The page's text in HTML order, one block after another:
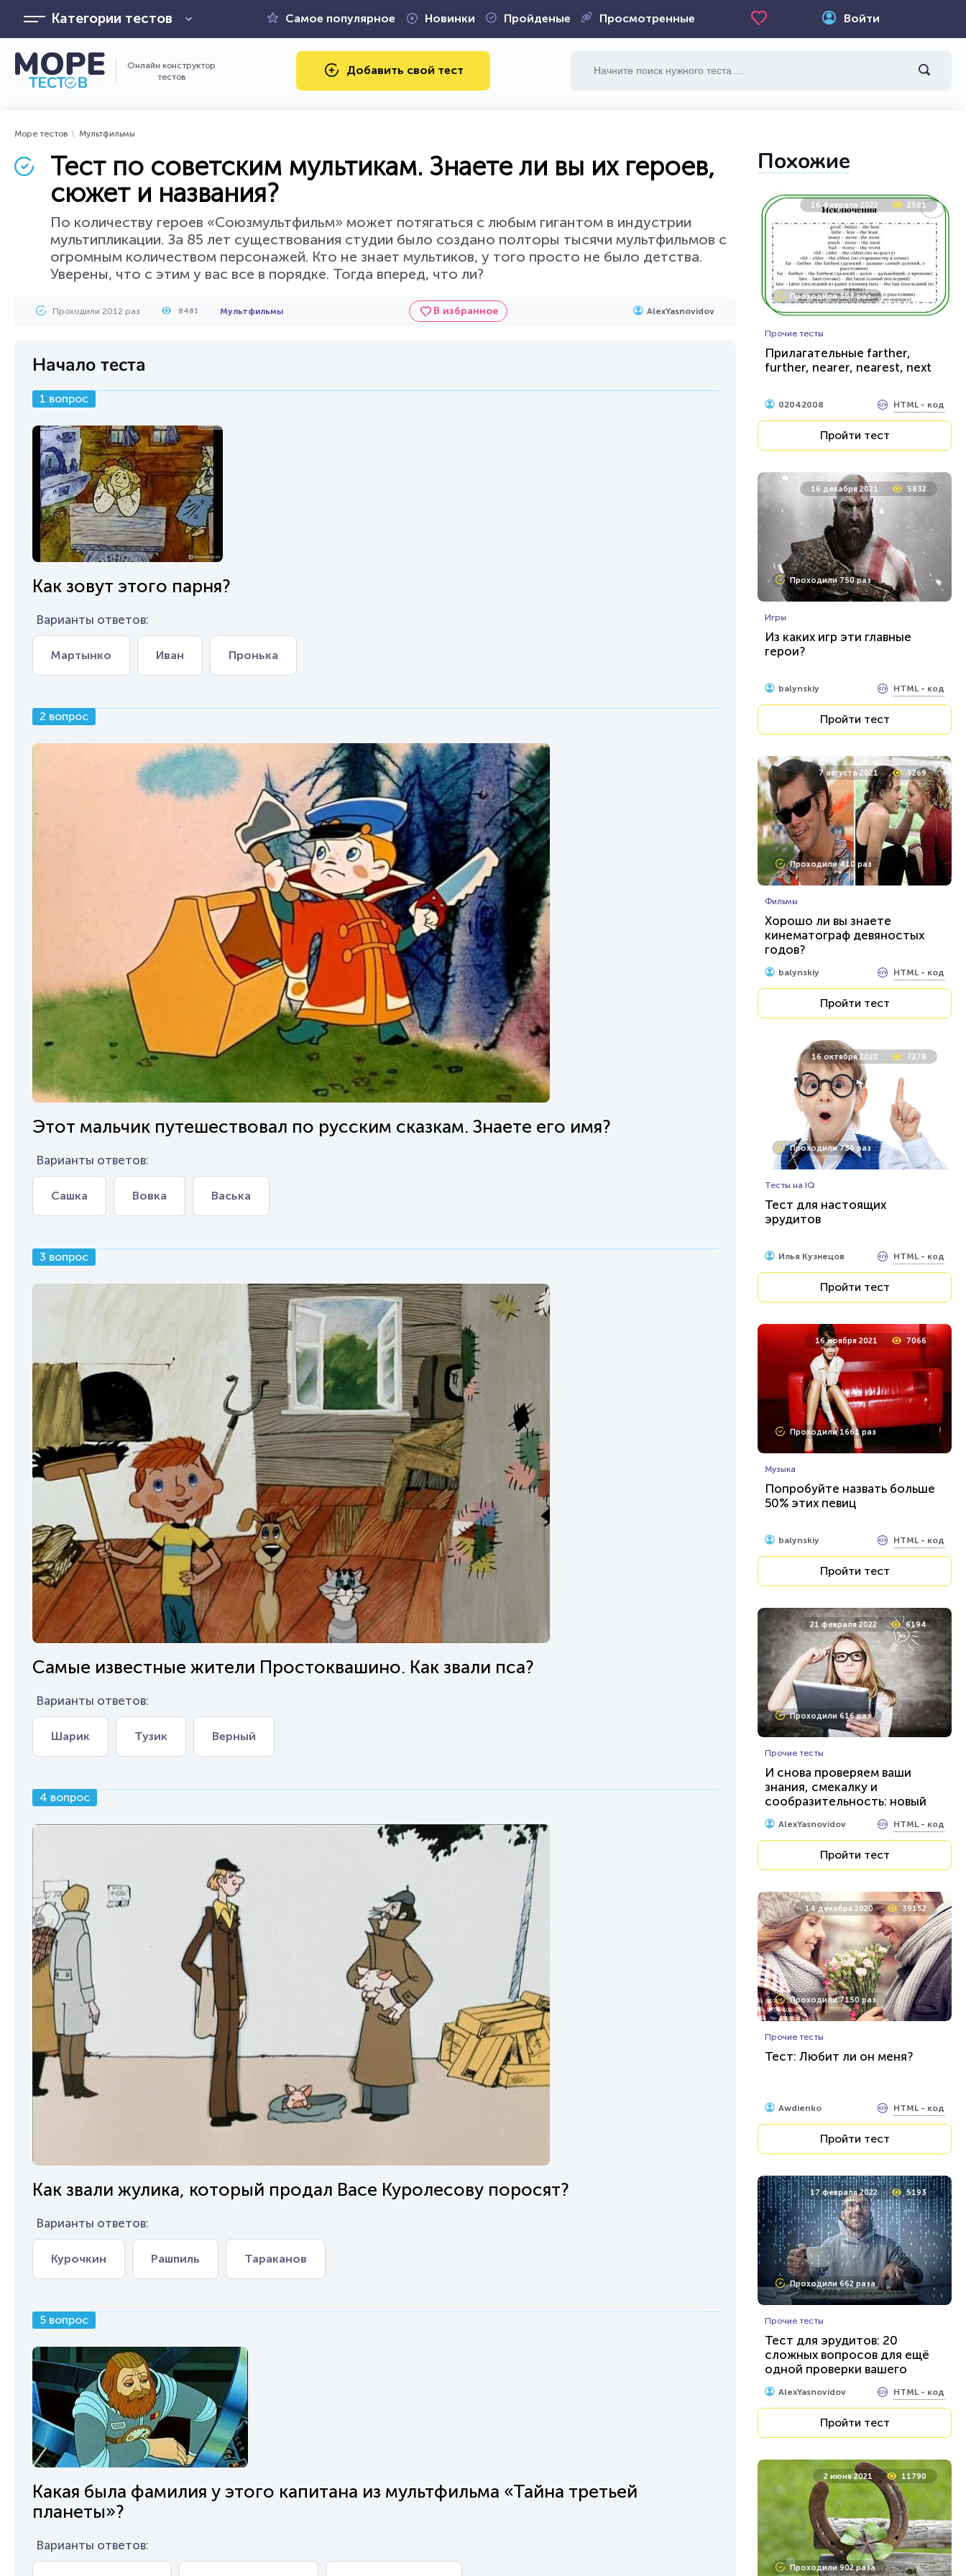
Категории тестов Самое популярное Новинки Пройденые Просмотренные Войти
Онлайн конструктор
тестов
Добавить свой тест
Море тестов Мультфильмы
Тест по советским мультикам. Знаете ли вы их героев,
сюжет и названия?
По количеству героев «Союзмультфильм» может потягаться с любым гигантом в индустрии
мультипликации. За 85 лет существования студии было создано полторы тысячи мультфильмов с
огромным количеством персонажей. Кто не знает мультиков, у того просто не было детства.
Уверены, что с этим у вас все в порядке. Тогда вперед, что ли?
Проходили 2012 раз 8481 Мультфильмы В избранное AlexYasnovidov
Начало теста
1 вопрос
Как зовут этого парня?
Варианты ответов:
Мартынко Иван Пронька
2 вопрос
Этот мальчик путешествовал по русским сказкам. Знаете его имя?
Варианты ответов:
Сашка Вовка Васька
3 вопрос
Самые известные жители Простоквашино. Как звали пса?
Варианты ответов:
Шарик Тузик Верный
4 вопрос
Как звали жулика, который продал Васе Куролесову поросят?
Варианты ответов:
Курочкин Рашпиль Тараканов
5 вопрос
Какая была фамилия у этого капитана из мультфильма «Тайна третьей
планеты»?
Варианты ответов:
Похожие
16 февраля 2022 2581
Проходили 307 раз
Прочие тесты
Прилагательные farther,
further, nearer, nearest, next
02042008 HTML - код
Пройти тест
16 декабря 2021 5832
Проходили 750 раз
Игры
Из каких игр эти главные
герои?
balynskiy HTML - код
Пройти тест
7 августа 2021 5269
Проходили 410 раз
Фильмы
Хорошо ли вы знаете
кинематограф девяностых
годов?
balynskiy HTML - код
Пройти тест
16 октября 2020 7278
Проходили 736 раз
Тесты на IQ
Тест для настоящих
эрудитов
Илья Кузнецов HTML - код
Пройти тест
16 ноября 2021 7066
Проходили 1661 раз
Музыка
Попробуйте назвать больше
50% этих певиц
balynskiy HTML - код
Пройти тест
21 февраля 2022 6194
Проходили 616 раз
Прочие тесты
И снова проверяем ваши
знания, смекалку и
сообразительность: новый
тест для эрудитов...
AlexYasnovidov HTML - код
Пройти тест
14 декабря 2020 39152
Проходили 7150 раз
Прочие тесты
Тест: Любит ли он меня?
Awdienko HTML - код
Пройти тест
17 февраля 2022 5193
Проходили 662 раза
Прочие тесты
Тест для эрудитов: 20
сложных вопросов для ещё
одной проверки вашего
кругозора
AlexYasnovidov HTML - код
Пройти тест
2 июня 2021 11790
Проходили 902 раза